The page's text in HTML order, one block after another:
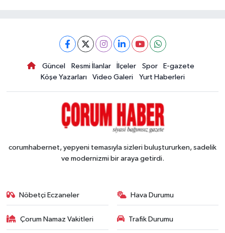
Güncel Resmi İlanlar İlçeler Spor
E-gazete
Köşe Yazarları
Video Galeri Yurt Haberleri
corumhabernet, yepyeni temasıyla sizleri buluştururken, sadelik
ve modernizmi bir araya getirdi.
Nöbetçi Eczaneler Hava Durumu
Çorum Namaz Vakitleri Trafik Durumu